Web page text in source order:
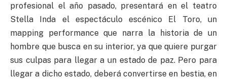
profesional el año pasado, presentará en el teatro
Stella Inda el espectáculo escénico El Toro, un
mapping performance que narra la historia de un
hombre que busca en su interior, ya que quiere purgar
sus culpas para llegar a un estado de paz. Pero para
llegar a dicho estado, deberá convertirse en bestia, en